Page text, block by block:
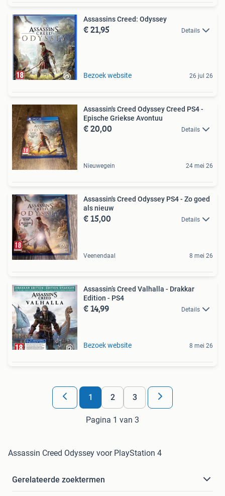
Assassins Creed: Odyssey
€ 21,95 Details
Bezoek website 26 jul 26
Assassin's Creed Odyssey Creed PS4 -
Epische Griekse Avontuu
€ 20,00 Details
Nieuwegein 24 mei 26
Assassin's Creed Odyssey PS4 - Zo goed
als nieuw
€ 15,00 Details
Veenendaal 8 mei 26
Assassin’s Creed Valhalla - Drakkar
Edition - PS4
€ 14,99 Details
Bezoek website 8 mei 26
1 2 3
Pagina 1 van 3
Assassin Creed Odyssey voor PlayStation 4
Gerelateerde zoektermen